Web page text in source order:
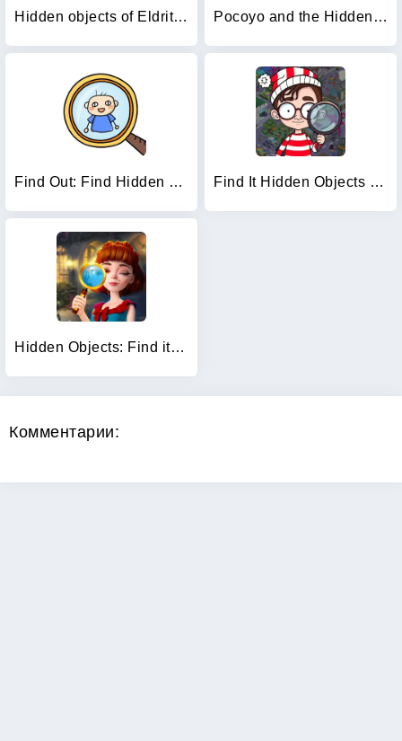
Hidden objects of Eldritchwood Pocoyo and the Hidden Objects.
Find Out: Find Hidden Objects! Find It Hidden Objects Games
Hidden Objects: Find items
Комментарии: